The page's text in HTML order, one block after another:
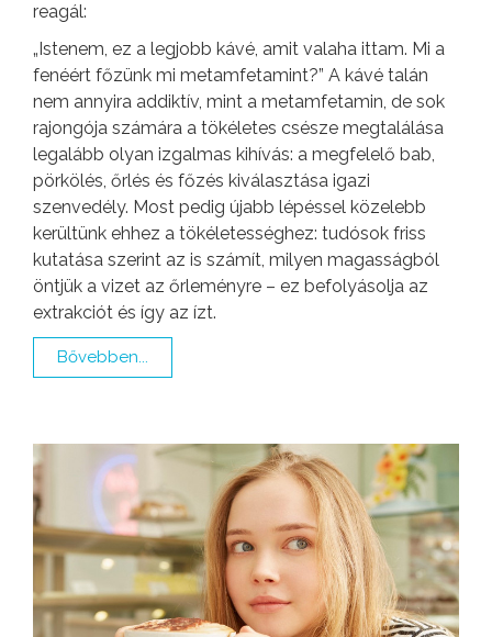
reagál:
„Istenem, ez a legjobb kávé, amit valaha ittam. Mi a
fenéért főzünk mi metamfetamint?” A kávé talán
nem annyira addiktív, mint a metamfetamin, de sok
rajongója számára a tökéletes csésze megtalálása
legalább olyan izgalmas kihívás: a megfelelő bab,
pörkölés, őrlés és főzés kiválasztása igazi
szenvedély. Most pedig újabb lépéssel közelebb
kerültünk ehhez a tökéletességhez: tudósok friss
kutatása szerint az is számít, milyen magasságból
öntjük a vizet az őrleményre – ez befolyásolja az
extrakciót és így az ízt.
Bővebben...